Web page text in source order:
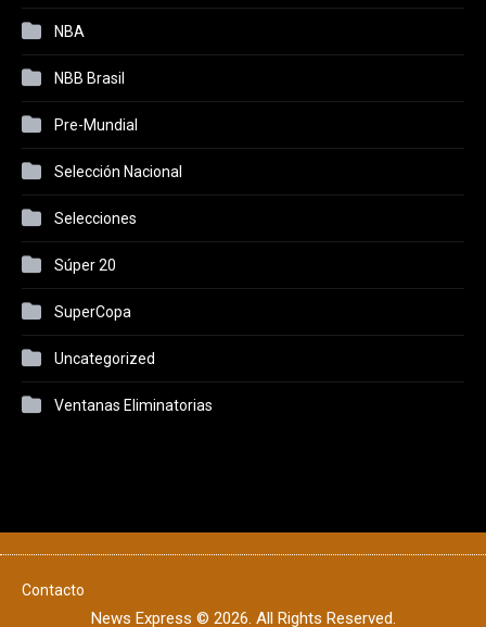
NBA
NBB Brasil
Pre-Mundial
Selección Nacional
Selecciones
Súper 20
SuperCopa
Uncategorized
Ventanas Eliminatorias
Contacto
News Express © 2026. All Rights Reserved.